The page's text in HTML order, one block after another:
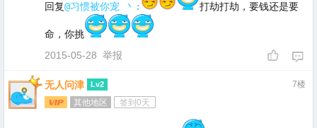
回复@习惯被你宠 丶: 打劫打劫，要钱还是要
命，你挑
2015-05-28 举报
无人问津 Lv2
其他地区 签到0天
7楼